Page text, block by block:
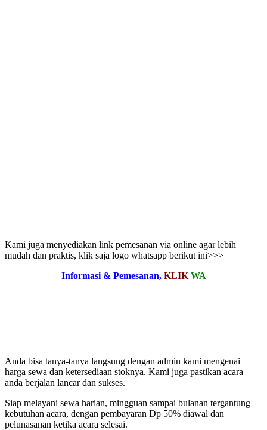
Kami juga menyediakan link pemesanan via online agar lebih
mudah dan praktis, klik saja logo whatsapp berikut ini>>>
Informasi & Pemesanan, KLIK WA
Anda bisa tanya-tanya langsung dengan admin kami mengenai
harga sewa dan ketersediaan stoknya. Kami juga pastikan acara
anda berjalan lancar dan sukses.
Siap melayani sewa harian, mingguan sampai bulanan tergantung
kebutuhan acara, dengan pembayaran Dp 50% diawal dan
pelunasanan ketika acara selesai.